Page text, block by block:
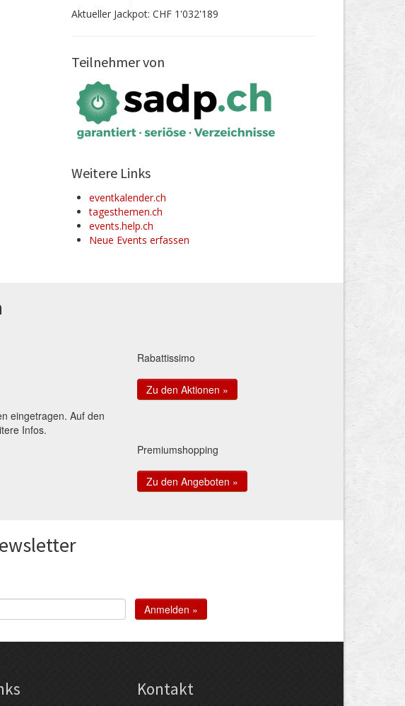
Aktueller Jackpot: CHF 1'032'189
Teilnehmer von
Weitere Links
eventkalender.ch
tagesthemen.ch
events.help.ch
Neue Events erfassen
eingetragen. Auf den
Infos.
Rabattissimo
Zu den Aktionen »
Premiumshopping
Zu den Angeboten »
Kontakt